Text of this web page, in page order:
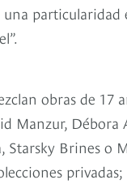
particularidad
obras de
Manzur,
Starsky Brines